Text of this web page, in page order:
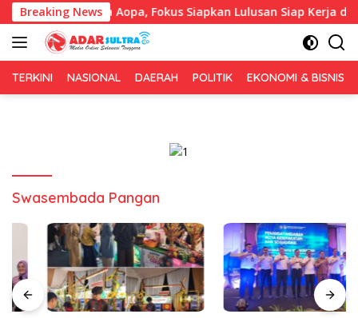
Langsung
ke
konten
Breaking News
IAI Rawa Aopa, Fokus Siapkan Lulusan Siap Kerja dan
TERKINI NASIONAL DAERAH POLITIK EKONOMI & BISNIS
Swasembada Pangan